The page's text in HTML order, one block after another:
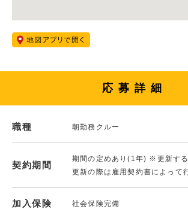
応募詳細
職種 朝勤務クルー
契約期間
期間の定めあり(1年) ※更新する
更新の際は雇用契約書によって
加入保険 社会保険完備